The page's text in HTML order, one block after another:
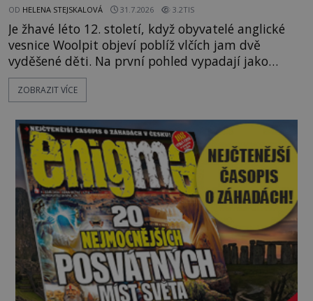
OD HELENA STEJSKALOVÁ 31.7.2026 3.2TIS
Je žhavé léto 12. století, když obyvatelé anglické
vesnice Woolpit objeví poblíž vlčích jam dvě
vyděšené děti. Na první pohled vypadají jako
každé jiné, až na jednu děsivou výjimku. Jejich
kůže má nazelenalý odstín, mluví
kromě syrových bobů. Příběh se rychle stává
jednou z největších záhad středověké Anglie a ani
po téměř devíti stech letech není
ZOBRAZIT VÍCE